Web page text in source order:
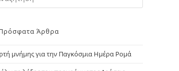
Escape
Άρθρα
μνήμης για την Παγκόσμια Ημέρα Ρομά